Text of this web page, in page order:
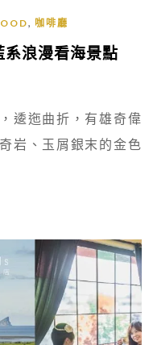
, 咖啡廳
浪漫看海景點
逶迤曲折，有雄奇偉
岩、玉屑銀末的金色